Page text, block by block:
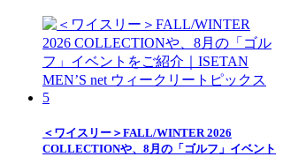
＜ワイスリー＞FALL/WINTER 2026
COLLECTIONや、8月の「ゴルフ」イベント